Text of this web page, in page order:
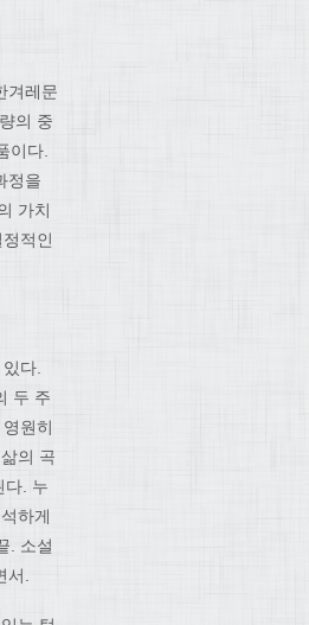
겨레문
의 중
이다.
정을
가치
적인
다.
두 주
원히
의 곡
다. 누
하게
. 소설
.